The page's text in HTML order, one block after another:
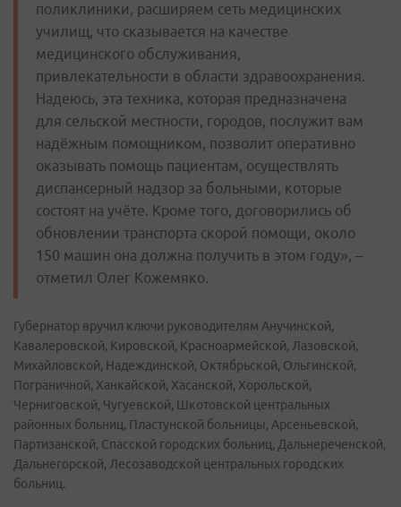
поликлиники, расширяем сеть медицинских
училищ, что сказывается на качестве
медицинского обслуживания,
привлекательности в области здравоохранения.
Надеюсь, эта техника, которая предназначена
для сельской местности, городов, послужит вам
надёжным помощником, позволит оперативно
оказывать помощь пациентам, осуществлять
диспансерный надзор за больными, которые
состоят на учёте. Кроме того, договорились об
обновлении транспорта скорой помощи, около
150 машин она должна получить в этом году», –
отметил Олег Кожемяко.
Губернатор вручил ключи руководителям Анучинской,
Кавалеровской, Кировской, Красноармейской, Лазовской,
Михайловской, Надеждинской, Октябрьской, Ольгинской,
Пограничной, Ханкайской, Хасанской, Хорольской,
Черниговской, Чугуевской, Шкотовской центральных
районных больниц, Пластунской больницы, Арсеньевской,
Партизанской, Спасской городских больниц, Дальнереченской,
Дальнегорской, Лесозаводской центральных городских
больниц.